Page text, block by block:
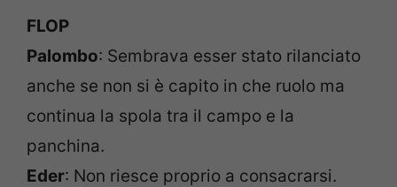
FLOP
Palombo: Sembrava esser stato rilanciato
anche se non si è capito in che ruolo ma
continua la spola tra il campo e la
panchina.
Eder: Non riesce proprio a consacrarsi.